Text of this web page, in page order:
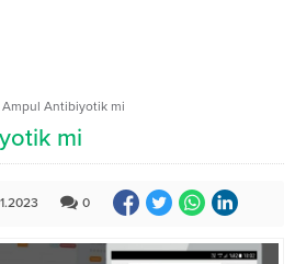
Antibiyotik mi
mi
0